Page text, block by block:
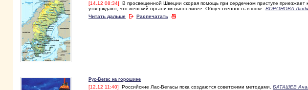
[14.12 08:34] В просвещенной Швеции скорая помощь при сердечном приступе
утверждают, что женский организм выносливее. Общественность в шоке. ВОРОНОВА
Читать дальше
Распечатать
Рус-Вегас на горошине
[12.12 11:40] Российские Лас-Вегасы пока создаются советскими методами. БАТАШЕВ